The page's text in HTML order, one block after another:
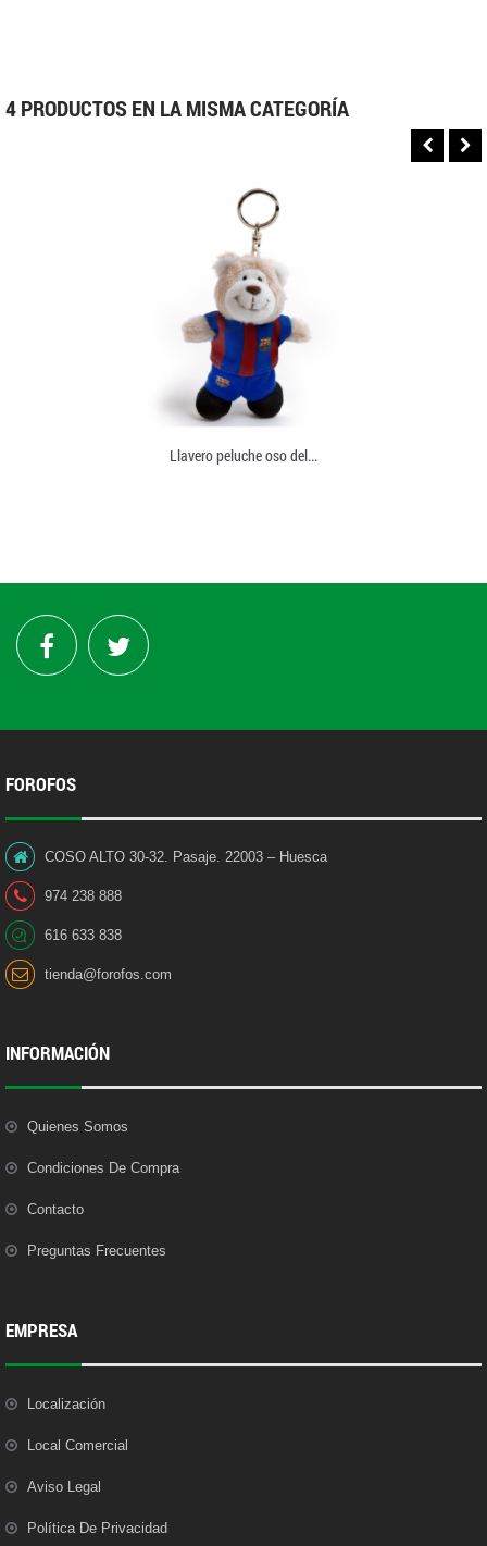
4 PRODUCTOS EN LA MISMA CATEGORÍA
Llavero peluche oso del...
FOROFOS
COSO ALTO 30-32. Pasaje. 22003 – Huesca
974 238 888
616 633 838
tienda@forofos.com
INFORMACIÓN
Quienes Somos
Condiciones De Compra
Contacto
Preguntas Frecuentes
EMPRESA
Localización
Local Comercial
Aviso Legal
Política De Privacidad